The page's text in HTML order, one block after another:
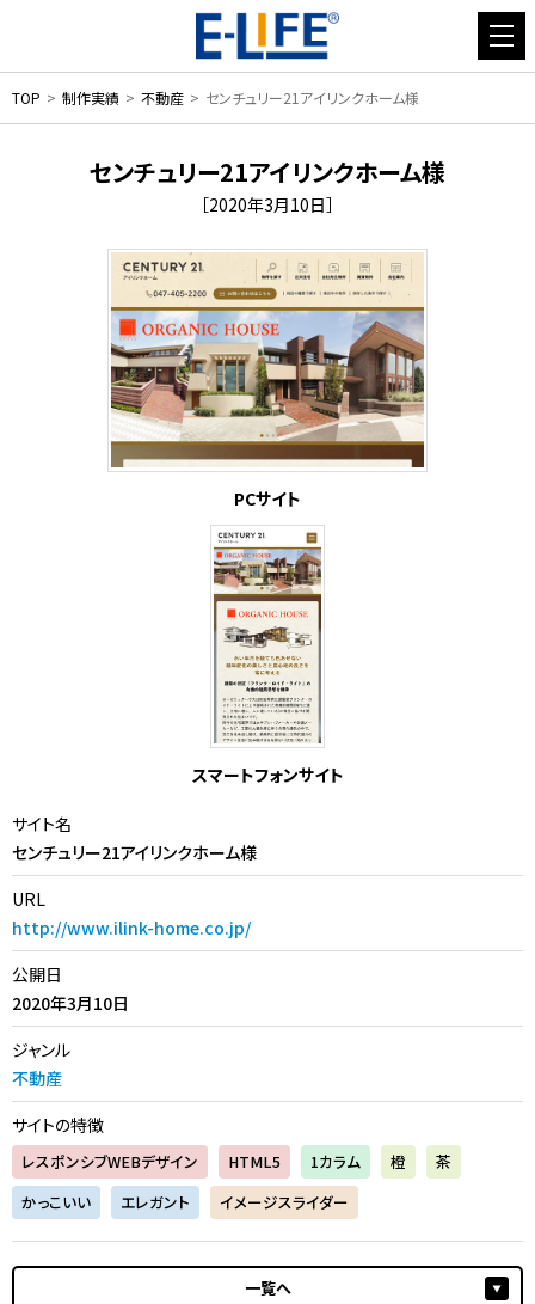
TOP 制作実績 不動産 センチュリー21アイリンクホーム様
センチュリー21アイリンクホーム様
［2020年3月10日］
PCサイト
スマートフォンサイト
サイト名
センチュリー21アイリンクホーム様
URL
http://www.ilink-home.co.jp/
公開日
2020年3月10日
ジャンル
不動産
サイトの特徴
レスポンシブWEBデザイン HTML5 1カラム 橙
茶
かっこいい
エレガント イメージスライダー
一覧へ